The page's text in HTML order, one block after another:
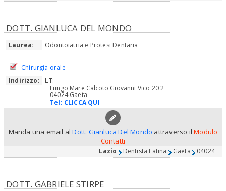
DOTT. GIANLUCA DEL MONDO
Laurea: Odontoiatria e Protesi Dentaria
Chirurgia orale
Indirizzo:
LT:
Lungo Mare Caboto Giovanni Vico 20 2
04024 Gaeta
Tel: CLICCA QUI
Manda una email alDott. Gianluca Del Mondo attraverso ilModulo
Contatti
Lazio Dentista Latina Gaeta 04024
DOTT. GABRIELE STIRPE